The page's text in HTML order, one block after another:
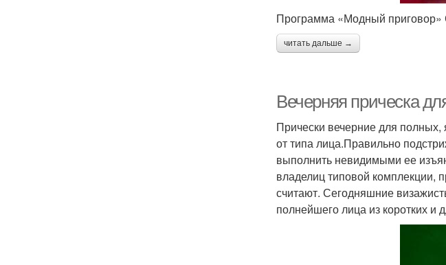
Программа «Модный
читать дальше →
Вечерняя прическа
Прически вечерние для
от типа лица.Правильно
выполнить невидимыми ее
владелиц типовой комплекции,
считают. Сегодняшние
полнейшего лица из коротких и